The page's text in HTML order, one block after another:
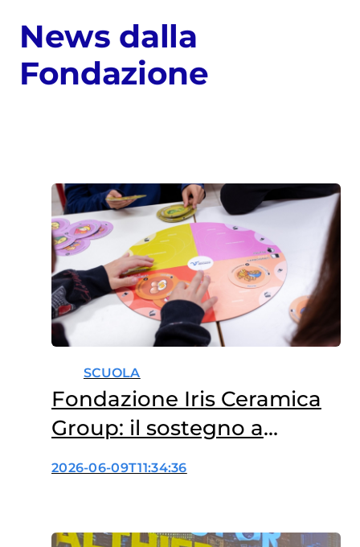
News dalla
Fondazione
SCUOLA
Fondazione Iris Ceramica
Group: il sostegno a
“Scuole Amiche della
2026-06-09T11:34:36